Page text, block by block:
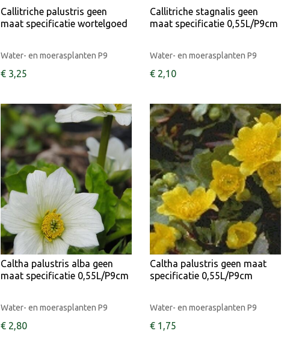
Callitriche palustris geen
maat specificatie wortelgoed
Water- en moerasplanten P9
€ 3,25
Callitriche stagnalis geen
maat specificatie 0,55L/P9cm
Water- en moerasplanten P9
€ 2,10
Caltha palustris alba geen
maat specificatie 0,55L/P9cm
Water- en moerasplanten P9
€ 2,80
Caltha palustris geen maat
specificatie 0,55L/P9cm
Water- en moerasplanten P9
€ 1 ,75